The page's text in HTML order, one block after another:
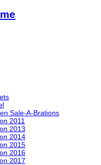
Sale-A-Brations
2011
2013
2014
2015
2016
2017